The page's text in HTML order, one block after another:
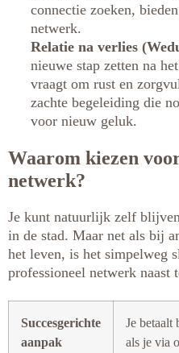
connectie zoeken,
netwerk.
Relatie na verlies
nieuwe stap zetten na
vraagt om rust en
zachte begeleiding die
voor nieuw geluk.
Waarom kiezen
netwerk?
Je kunt natuurlijk zelf
in de stad. Maar net als bij
het leven, is het simpelweg
professioneel netwerk naast
Succesgerichte
aanpak
Je betaalt
als je via